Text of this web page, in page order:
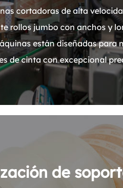
cortadoras de alta
rollos jumbo con anchos y
están diseñadas para
de cinta con excepcional
de